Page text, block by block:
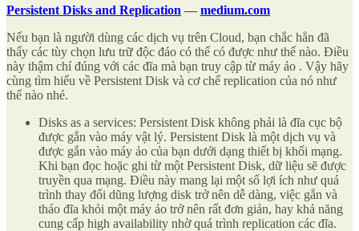
Persistent Disks and Replication — medium.com
Nếu bạn là người dùng các dịch vụ trên Cloud, bạn chắc hẳn đã
thấy các tùy chọn lưu trữ độc đáo có thể có được như thế nào. Điều
này thậm chí đúng với các đĩa mà bạn truy cập từ máy ảo . Vậy hãy
cùng tìm hiểu về Persistent Disk và cơ chế replication của nó như
thế nào nhé.
Disks as a services: Persistent Disk không phải là đĩa cục bộ
được gắn vào máy vật lý. Persistent Disk là một dịch vụ và
được gắn vào máy ảo của bạn dưới dạng thiết bị khối mạng.
Khi bạn đọc hoặc ghi từ một Persistent Disk, dữ liệu sẽ được
truyền qua mạng. Điều này mang lại một số lợi ích như quá
trình thay đổi dũng lượng disk trở nên dễ dàng, việc gắn và
tháo đĩa khỏi một máy ảo trở nên rất đơn giản, hay khả năng
cung cấp high availability nhờ quá trình replication các đĩa.